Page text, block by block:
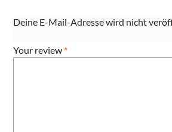
Deine E-Mail-Adresse wird nicht
Your review *